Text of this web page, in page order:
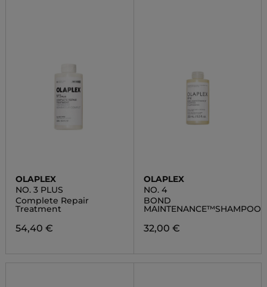
OLAPLEX
NO. 3 PLUS
Complete Repair
Treatment
54,40 €
OLAPLEX
NO. 4
BOND
MAINTENANCE™SHAMPOO
32,00 €